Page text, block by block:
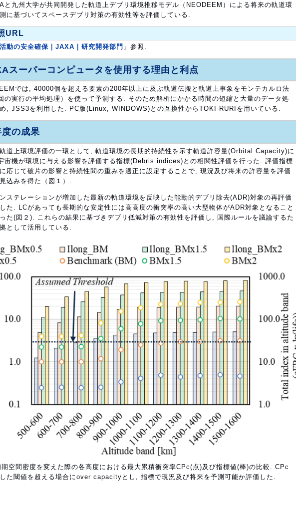
と九州大学が共同開発した軌道上デブリ環境推移モデル（NEODEEM）による将来の軌道環
に基づいてスペースデブリ対策の有効性等を評価している.
URL
動の安全確保｜JAXA｜研究開発部門 」参照.
スーパーコンピュータを使用する理由と利点
では, 40000個を超える要素の200年以上に及ぶ軌道伝搬と軌道上事象をモンテカルロ法
の実行の平均処理）を使って予測する. そのため解析にかかる時間の短縮と大量のデータ処
, JSS3を利用した. PC版(Linux, WINDOWS)との互換性からTOKI-RURIを用いている.
の成果
道上環境評価の一環として, 軌道環境の長期的持続性を示す軌道許容量(Orbital Capacity)に
宙機が環境に与える影響を評価する指標(Debris indices)との相関性評価を行った. 評価指標
応じて破片の影響と持続性間の重みを適正に設定することで, 現況及び将来の許容量を評価
込みを得た（図１）.
ステレーションが増加した最新の軌道環境を反映した能動的デブリ除去(ADR)対象の再評価
た. LCがあっても長期的な安定性には高高度の衝突率の高い大型物体がADR対象となること
た(図２). これらの結果に基づきデブリ低減対策の有効性を評価し, 国際ルールを議論するた
として活用している.
空間密度を変えた際の各高度における最大累積衝突率CPc(点)及び指標値(棒)の比較. CPc
た閾値を超える場合にover capacityとし, 指標で現況及び将来を予測可能か評価した.